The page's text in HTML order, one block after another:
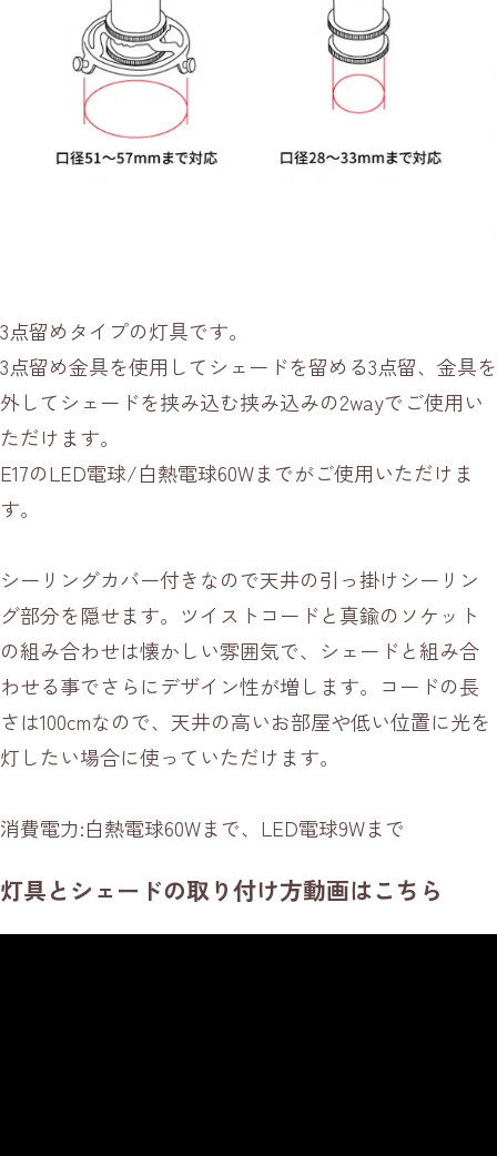
3点留めタイプの灯具です。
3点留め金具を使用してシェードを留める3点留、金具を
外してシェードを挟み込む挟み込みの2wayでご使用い
ただけます。
E17のLED電球/白熱電球60Wまでがご使用いただけま
す。
シーリングカバー付きなので天井の引っ掛けシーリン
グ部分を隠せます。ツイストコードと真鍮のソケット
の組み合わせは懐かしい雰囲気で、シェードと組み合
わせる事でさらにデザイン性が増します。コードの長
さは100cmなので、天井の高いお部屋や低い位置に光を
灯したい場合に使っていただけます。
消費電力:白熱電球60Wまで、LED電球9Wまで
灯具とシェードの取り付け方動画はこちら